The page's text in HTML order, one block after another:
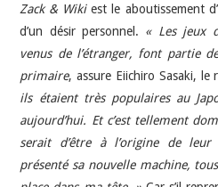
Zack & Wikiest le aboutissement
d’un désir personnel. « Les jeux
venus de l’étranger, font partie
primaire, assure Eiichiro Sasaki, le
ils étaient très populaires au
aujourd’hui. Et c’est tellement
serait d’être à l’origine de
présenté sa nouvelle machine,